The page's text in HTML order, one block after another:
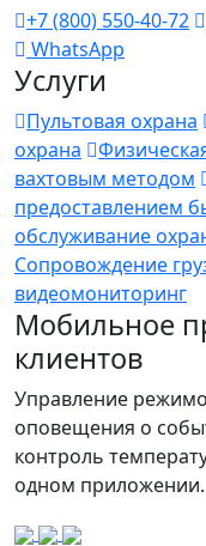
+7 (800) 550-40-72
WhatsApp
Услуги
Пультовая охрана
охрана
вахтовым методом
предоставлением
обслуживание
Сопровождение
видеомониторинг
Мобильное
клиентов
Управление
оповещения о
контроль
одном приложении.